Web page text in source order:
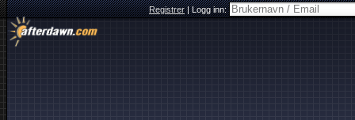
Registrer|Logg inn: